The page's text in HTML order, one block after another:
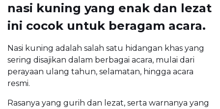
nasi kuning yang enak dan lezat
ini cocok untuk beragam acara.
Nasi kuning adalah salah satu hidangan khas yang
sering disajikan dalam berbagai acara, mulai dari
perayaan ulang tahun, selamatan, hingga acara
resmi.
Rasanya yang gurih dan lezat, serta warnanya yang